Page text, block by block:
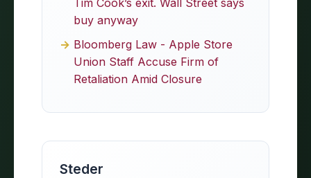
buy anyway
Bloomberg Law - Apple Store
Union Staff Accuse Firm of
Retaliation Amid Closure
Steder